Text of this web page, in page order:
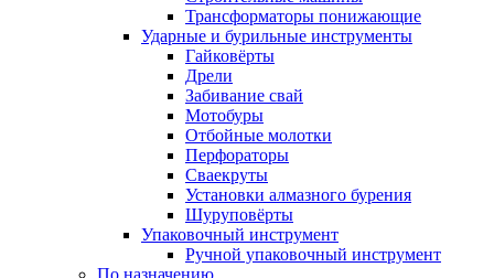
Трансформаторы понижающие
Ударные и бурильные инструменты
Гайковёрты
Дрели
Забивание свай
Мотобуры
Отбойные молотки
Перфораторы
Сваекруты
Установки алмазного бурения
Шуруповёрты
Упаковочный инструмент
Ручной упаковочный инструмент
По назначению